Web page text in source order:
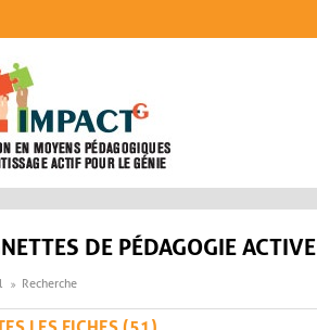
DE PÉDAGOGIE ACTIVE
Recherche